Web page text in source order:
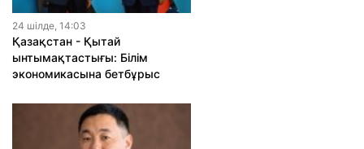
24 шiлде, 14:03
Қазақстан - Қытай
ынтымақтастығы: Білім
экономикасына бетбұрыс